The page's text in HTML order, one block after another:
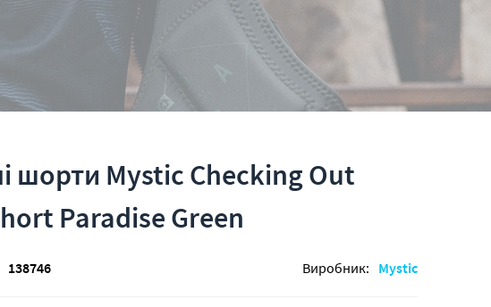
шорти Mystic Checking Out
Paradise Green
138746 Виробник: Mystic